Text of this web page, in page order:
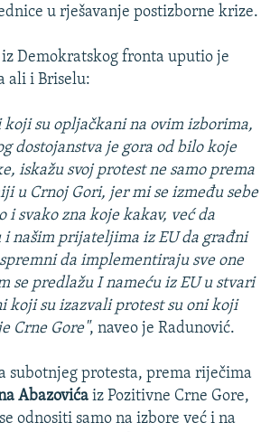
u rješavanje postizborne krize.
Demokratskog fronta uputio je
ali i Briselu:
koji su opljačkani na ovim izborima,
dostojanstva je gora od bilo koje
iskažu svoj protest ne samo prema
u Crnoj Gori, jer mi se između sebe
i svako zna koje kakav, već da
i našim prijateljima iz EU da građni
da implementiraju sve one
se predlažu I nameću iz EU u stvari
koji su izazvali protest su oni koji
Crne Gore", naveo je Radunović.
subotnjeg protesta, prema riječima
Abazovića iz Pozitivne Crne Gore,
odnositi samo na izbore već i na